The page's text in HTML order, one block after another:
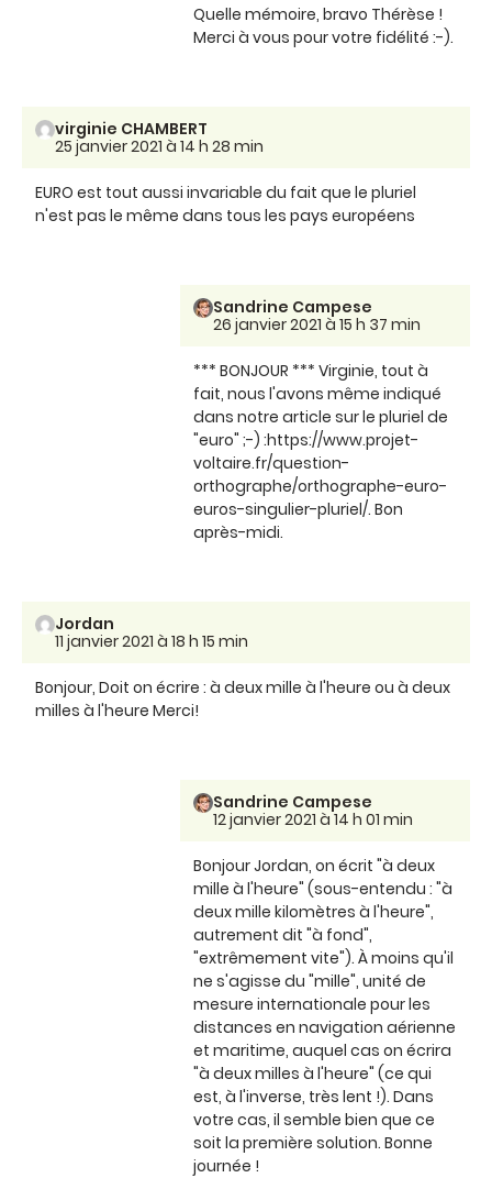
Quelle mémoire, bravo Thérèse !
Merci à vous pour votre fidélité :-).
virginie CHAMBERT
25 janvier 2021 à 14 h 28 min
EURO est tout aussi invariable du fait que le pluriel
n'est pas le même dans tous les pays européens
Sandrine Campese
26 janvier 2021 à 15 h 37 min
*** BONJOUR *** Virginie, tout à
fait, nous l'avons même indiqué
dans notre article sur le pluriel de
"euro" ;-) :https://www.projet-
voltaire.fr/question-
orthographe/orthographe-euro-
euros-singulier-pluriel/. Bon
après-midi.
Jordan
11 janvier 2021 à 18 h 15 min
Bonjour, Doit on écrire : à deux mille à l'heure ou à deux
milles à l'heure Merci!
Sandrine Campese
12 janvier 2021 à 14 h 01 min
Bonjour Jordan, on écrit "à deux
mille à l'heure" (sous-entendu : "à
deux mille kilomètres à l'heure",
autrement dit "à fond",
"extrêmement vite"). À moins qu'il
ne s'agisse du "mille", unité de
mesure internationale pour les
distances en navigation aérienne
et maritime, auquel cas on écrira
"à deux milles à l'heure" (ce qui
est, à l'inverse, très lent !). Dans
votre cas, il semble bien que ce
soit la première solution. Bonne
journée !